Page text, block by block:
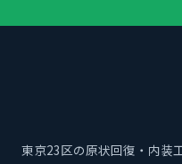
東京23区の原状回復・内装